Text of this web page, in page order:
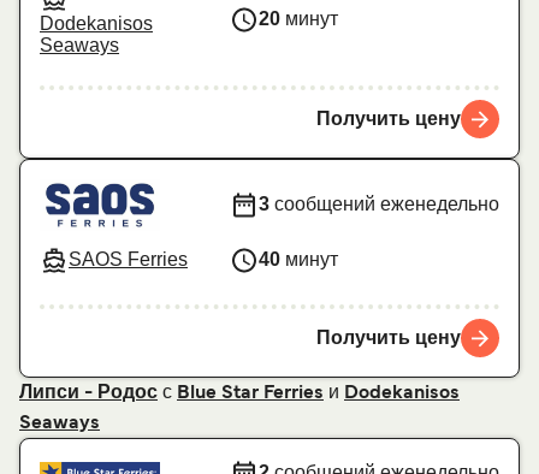
Dodekanisos
Seaways
20 минут
Получить цену
SAOS Ferries
3 сообщений еженедельно
40 минут
Получить цену
Липси - Родос с Blue Star Ferries и Dodekanisos
Seaways